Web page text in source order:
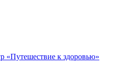
«Путешествие к здоровью»